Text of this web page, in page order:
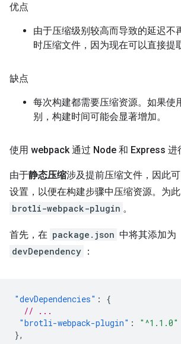
优点
由于压缩级别较高而导致的延迟不
时压缩文件，因为现在可以直接提
缺点
每次构建都需要压缩资源。如果使
别，构建时间可能会显著增加。
使用 webpack 通过 Node 和 Express 进
由于静态压缩涉及提前压缩文件，因此
设置，以便在构建步骤中压缩资源。为
brotli-webpack-plugin 。
首先，在 package.json 中将其添加为
devDependency ：
"devDependencies" :
{
// ...
"brotli-webpack-plugin" :
"^1.1.0"
},